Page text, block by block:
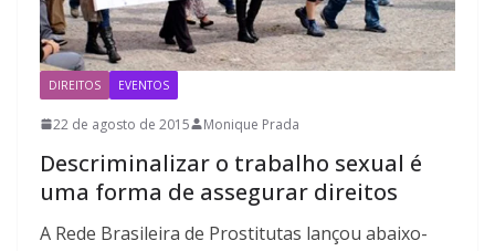
DIREITOS EVENTOS
22 de agosto de 2015 Monique Prada
Descriminalizar o trabalho sexual é
uma forma de assegurar direitos
A Rede Brasileira de Prostitutas lançou abaixo-